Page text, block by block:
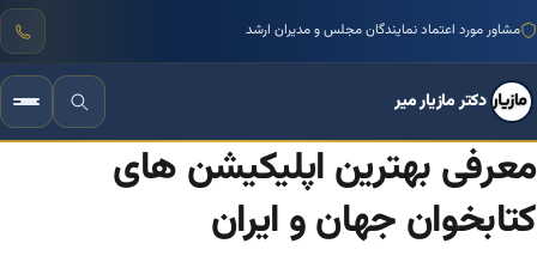
منتور بیش از ۱۰۰۰ کسب‌وکار ایرانی
دکتر مازیار میر
معرفی بهترین اپلیکیشن های
کتابخوان جهان و ایران